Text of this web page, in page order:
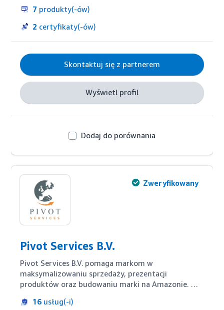
produktów i angażują kupujących.
Specjalizujemy się w obniżaniu ACOS przy
jednoczesnym poprawianiu skuteczności kampanii i
oferujemy kompleksowe rozwiązania, które
przekładają się na wzrost sprzedaży i rentowność.
7 produkty(-ów)
2 certyfikaty(-ów)
Skontaktuj się z partnerem
Wyświetl profil
Dodaj do porównania
Zweryfikowany
Pivot Services B.V.
Pivot Services B.V. pomaga markom w
maksymalizowaniu sprzedaży, prezentacji
produktów oraz budowaniu marki na Amazonie.
oferuje kompleksowe usługi, aby klienci mogli w
16 usług(-i)